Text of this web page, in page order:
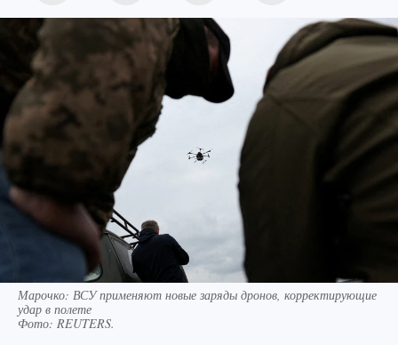
Марочко: ВСУ применяют новые заряды дронов, корректирующие
удар в полете
Фото: REUTERS.